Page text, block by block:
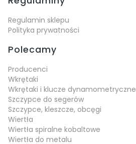
Regulamin sklepu
Polityka prywatności
Polecamy
Producenci
Wkrętaki
Wkrętaki i klucze dynamometryczne
Szczypce do segerów
Szczypce, kleszcze, obcęgi
Wiertła
Wiertła spiralne kobaltowe
Wiertła do metalu